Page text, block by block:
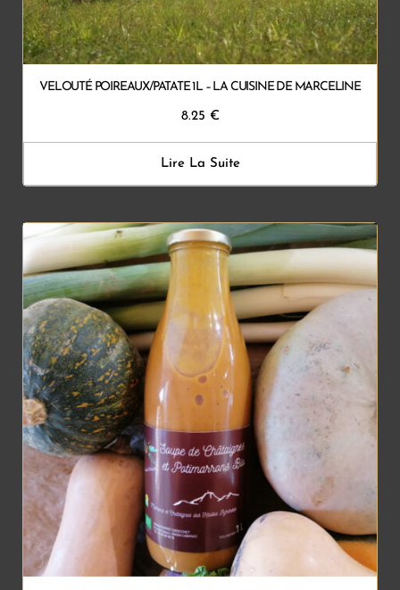
VELOUTÉ POIREAUX/PATATE 1L – LA CUISINE DE MARCELINE
8.25 €
Lire La Suite